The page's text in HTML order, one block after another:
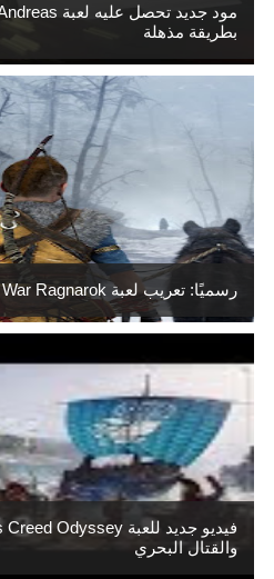
بطريقة مذهلة
رسميًا: تعريب لعبة God Of War Ragnarok!
والقتال البحري